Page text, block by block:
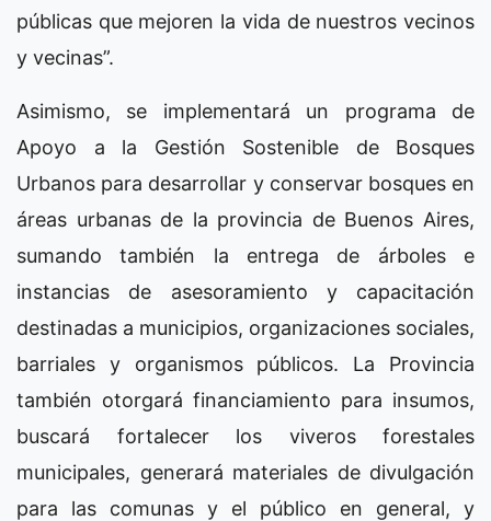
públicas que mejoren la vida de nuestros vecinos
y vecinas”.
Asimismo, se implementará un programa de
Apoyo a la Gestión Sostenible de Bosques
Urbanos para desarrollar y conservar bosques en
áreas urbanas de la provincia de Buenos Aires,
sumando también la entrega de árboles e
instancias de asesoramiento y capacitación
destinadas a municipios, organizaciones sociales,
barriales y organismos públicos. La Provincia
también otorgará financiamiento para insumos,
buscará fortalecer los viveros forestales
municipales, generará materiales de divulgación
para las comunas y el público en general, y